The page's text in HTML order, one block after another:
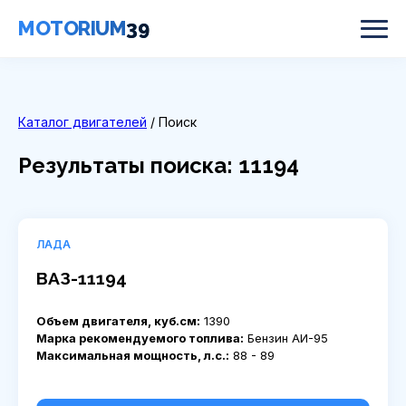
MOTORIUM39
Каталог двигателей / Поиск
Результаты поиска: 11194
ЛАДА
ВАЗ-11194
Объем двигателя, куб.см: 1390
Марка рекомендуемого топлива: Бензин АИ-95
Максимальная мощность, л.с.: 88 - 89